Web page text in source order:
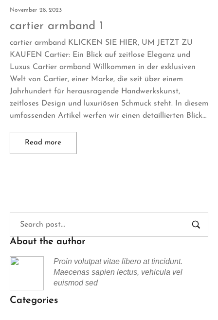
November 28, 2023
cartier armband 1
cartier armband KLICKEN SIE HIER, UM JETZT ZU
KAUFEN Cartier: Ein Blick auf zeitlose Eleganz und
Luxus Cartier armband Willkommen in der exklusiven
Welt von Cartier, einer Marke, die seit über einem
Jahrhundert für herausragende Handwerkskunst,
zeitloses Design und luxuriösen Schmuck steht. In diesem
umfassenden Artikel werfen wir einen detaillierten Blick…
Read more
About the author
Proin volutpat vitae libero at tincidunt.
Maecenas sapien lectus, vehicula vel
euismod sed
Categories